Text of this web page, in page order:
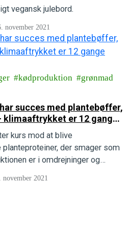
vegansk julebord.
november 2021
kødproduktion
grønmad
succes med plantebøffer,
klimaaftrykket er 12 gange
kurs mod at blive
der smager som
er i omdrejninger og
november 2021